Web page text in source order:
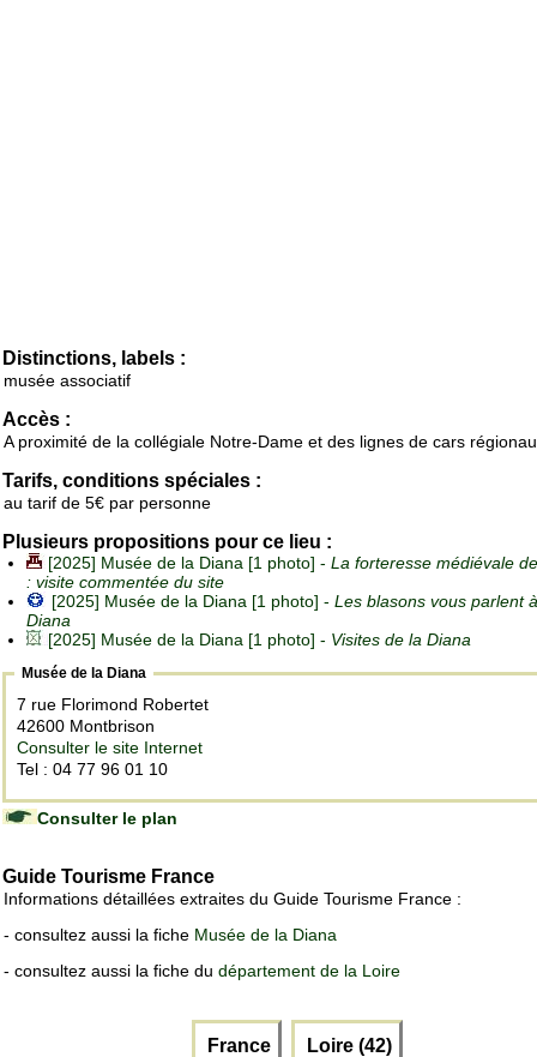
Distinctions, labels :
musée associatif
Accès :
A proximité de la collégiale Notre-Dame et des lignes de cars
Tarifs, conditions spéciales :
au tarif de 5€ par personne
Plusieurs propositions pour ce lieu :
[2025] Musée de la Diana [1 photo] - La forteresse médiévale
: visite commentée du site
[2025] Musée de la Diana [1 photo] - Les blasons vous parlent
Diana
[2025] Musée de la Diana [1 photo] - Visites de la Diana
Musée de la Diana
7 rue Florimond Robertet
42600 Montbrison
Consulter le site Internet
Tel : 04 77 96 01 10
Consulter le plan
Guide Tourisme France
Informations détaillées extraites du Guide Tourisme France :
- consultez aussi la fiche Musée de la Diana
- consultez aussi la fiche du département de la Loire
France Loire (42)